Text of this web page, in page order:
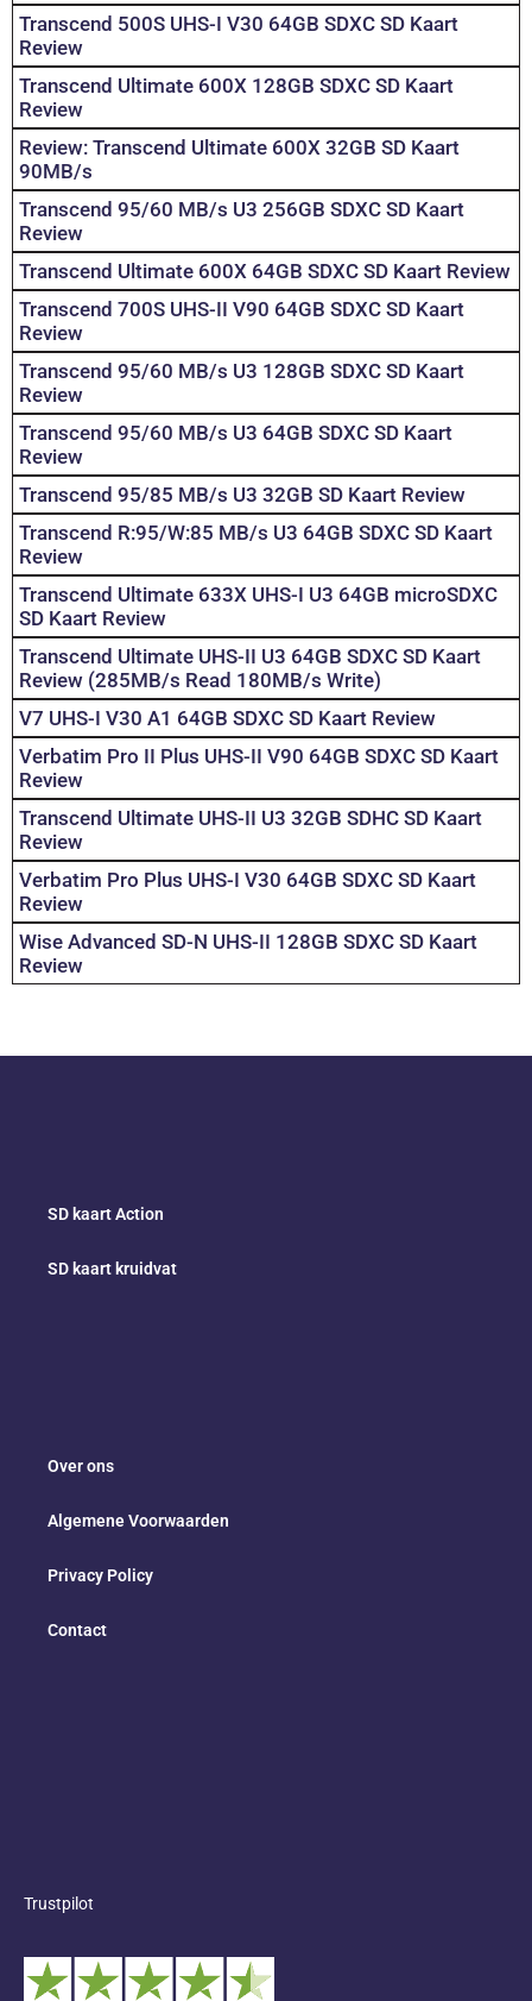
Transcend 500S UHS-I V30 64GB SDXC SD Kaart
Review
Transcend Ultimate 600X 128GB SDXC SD Kaart
Review
Review: Transcend Ultimate 600X 32GB SD Kaart
90MB/s
Transcend 95/60 MB/s U3 256GB SDXC SD Kaart
Review
Transcend Ultimate 600X 64GB SDXC SD Kaart Review
Transcend 700S UHS-II V90 64GB SDXC SD Kaart
Review
Transcend 95/60 MB/s U3 128GB SDXC SD Kaart
Review
Transcend 95/60 MB/s U3 64GB SDXC SD Kaart
Review
Transcend 95/85 MB/s U3 32GB SD Kaart Review
Transcend R:95/W:85 MB/s U3 64GB SDXC SD Kaart
Review
Transcend Ultimate 633X UHS-I U3 64GB microSDXC
SD Kaart Review
Transcend Ultimate UHS-II U3 64GB SDXC SD Kaart
Review (285MB/s Read 180MB/s Write)
V7 UHS-I V30 A1 64GB SDXC SD Kaart Review
Verbatim Pro II Plus UHS-II V90 64GB SDXC SD Kaart
Review
Transcend Ultimate UHS-II U3 32GB SDHC SD Kaart
Review
Verbatim Pro Plus UHS-I V30 64GB SDXC SD Kaart
Review
Wise Advanced SD-N UHS-II 128GB SDXC SD Kaart
Review
SD kaart Action
SD kaart kruidvat
Over ons
Algemene Voorwaarden
Privacy Policy
Contact
Trustpilot